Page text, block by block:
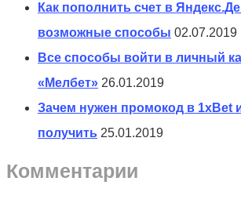
Как пополнить счет в
возможные способы 02.07.2019
Все способы войти в личный
«Мелбет» 26.01.2019
Зачем нужен промокод в 1xBet
получить 25.01.2019
Комментарии